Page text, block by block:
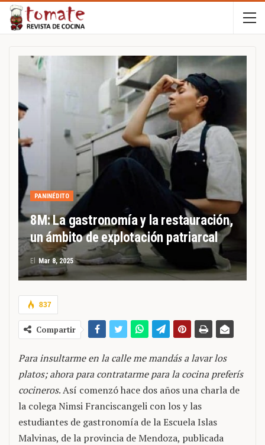
PANINÉDITO
8M: La gastronomía y la restauración,
un ámbito de explotación patriarcal
El Mar 8, 2025
837
Compartir
Para insultarme en la calle me mandás a lavar los
platos; ahora para contratarme para la cocina preferís
cocineros. Así comenzó hace dos años una charla de
la colega Nimsi Franciscangeli con los y las
estudiantes de gastronomía de la Escuela Islas
Malvinas, de la provincia de Mendoza, publicada